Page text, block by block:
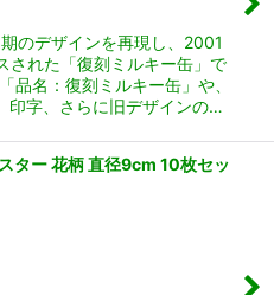
のデザインを再現し、2001
された「復刻ミルキー缶」で
品名：復刻ミルキー缶」や、
印字、さらに旧デザインの…
ター 花柄 直径9cm 10枚セッ